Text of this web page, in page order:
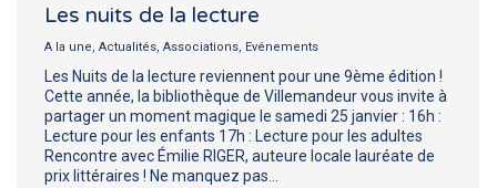
Les nuits de la lecture
A la une, Actualités, Associations, Evénements
Les Nuits de la lecture reviennent pour une 9ème édition !
Cette année, la bibliothèque de Villemandeur vous invite à
partager un moment magique le samedi 25 janvier : 16h :
Lecture pour les enfants 17h : Lecture pour les adultes
Rencontre avec Émilie RIGER, auteure locale lauréate de
prix littéraires ! Ne manquez pas…